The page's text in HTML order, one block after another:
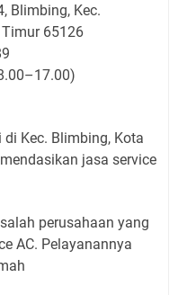
Blimbing, Kec.
65126
Kec. Blimbing, Kota
jasa service
perusahaan yang
AC. Pelayanannya